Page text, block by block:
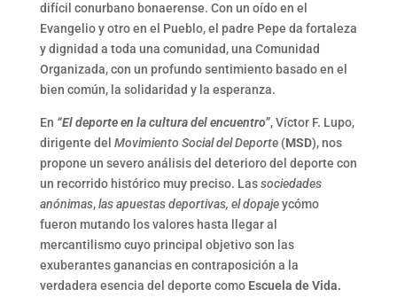
difícil conurbano bonaerense. Con un oído en el
Evangelio y otro en el Pueblo, el padre Pepe da fortaleza
y dignidad a toda una comunidad, una Comunidad
Organizada, con un profundo sentimiento basado en el
bien común, la solidaridad y la esperanza.
En “El deporte en la cultura del encuentro”, Víctor F. Lupo,
dirigente del Movimiento Social del Deporte(MSD), nos
propone un severo análisis del deterioro del deporte con
un recorrido histórico muy preciso. Lassociedades
anónimas,las apuestas deportivas, el dopajeycómo
fueron mutando los valores hasta llegar al
mercantilismo cuyo principal objetivo son las
exuberantes ganancias en contraposición a la
verdadera esencia del deporte como Escuela de Vida.